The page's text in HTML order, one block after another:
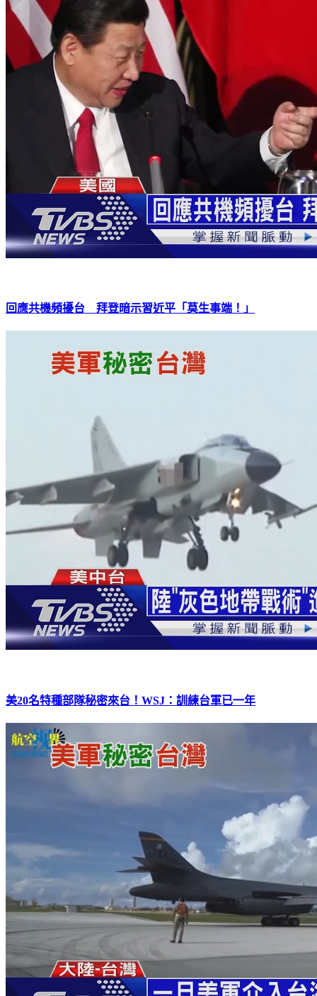
回應共機頻擾台 拜登暗示習近平「莫生事端！」
美20名特種部隊秘密來台！WSJ：訓練台軍已一年